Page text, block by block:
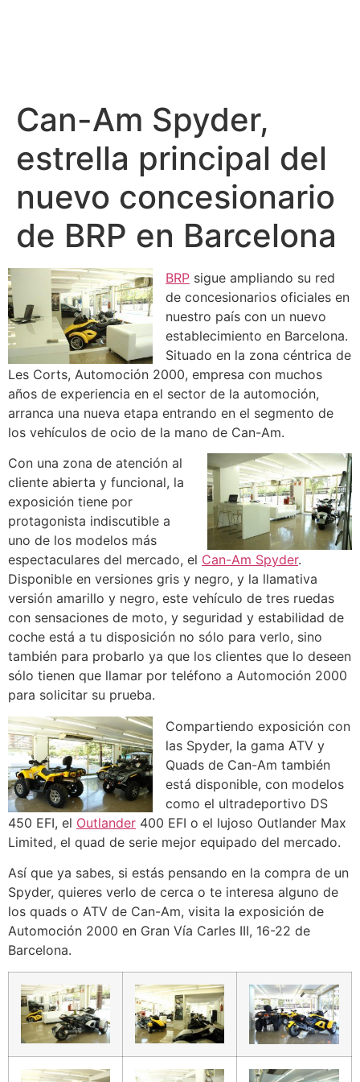
Can-Am Spyder,
estrella principal del
nuevo concesionario
de BRP en Barcelona
BRP sigue ampliando su red
de concesionarios oficiales en
nuestro país con un nuevo
establecimiento en Barcelona.
Situado en la zona céntrica de
Les Corts, Automoción 2000, empresa con muchos
años de experiencia en el sector de la automoción,
arranca una nueva etapa entrando en el segmento de
los vehículos de ocio de la mano de Can-Am.
Con una zona de atención al
cliente abierta y funcional, la
exposición tiene por
protagonista indiscutible a
uno de los modelos más
espectaculares del mercado, el Can-Am Spyder.
Disponible en versiones gris y negro, y la llamativa
versión amarillo y negro, este vehículo de tres ruedas
con sensaciones de moto, y seguridad y estabilidad de
coche está a tu disposición no sólo para verlo, sino
también para probarlo ya que los clientes que lo deseen
sólo tienen que llamar por teléfono a Automoción 2000
para solicitar su prueba.
Compartiendo exposición con
las Spyder, la gama ATV y
Quads de Can-Am también
está disponible, con modelos
como el ultradeportivo DS
450 EFI, el Outlander 400 EFI o el lujoso Outlander Max
Limited, el quad de serie mejor equipado del mercado.
Así que ya sabes, si estás pensando en la compra de un
Spyder, quieres verlo de cerca o te interesa alguno de
los quads o ATV de Can-Am, visita la exposición de
Automoción 2000 en Gran Vía Carles III, 16-22 de
Barcelona.